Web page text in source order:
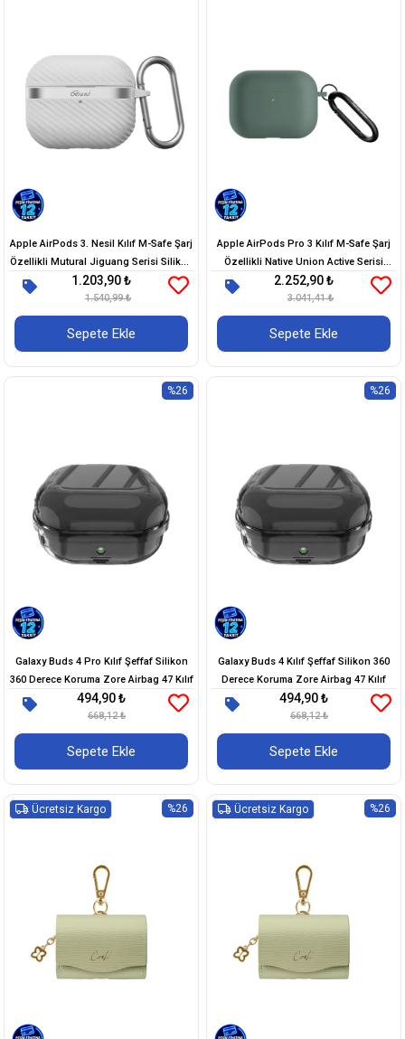
Apple AirPods 3. Nesil Kılıf M-Safe Şarj
Özellikli Mutural Jiguang Serisi Silikon
Kapak
1.203,90 ₺
1.540,99 ₺
Sepete Ekle
Apple AirPods Pro 3 Kılıf M-Safe Şarj
Özellikli Native Union Active Serisi
Kapak
2.252,90 ₺
3.041,41 ₺
Sepete Ekle
Galaxy Buds 4 Pro Kılıf Şeffaf Silikon
360 Derece Koruma Zore Airbag 47 Kılıf
494,90 ₺
668,12 ₺
Sepete Ekle
%26
Galaxy Buds 4 Kılıf Şeffaf Silikon 360
Derece Koruma Zore Airbag 47 Kılıf
494,90 ₺
668,12 ₺
Sepete Ekle
%26
%26
Ücretsiz Kargo %26
Ücretsiz Kargo